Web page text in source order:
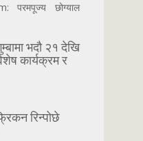
परमपूज्य छोग्याल
भदौ २१ देखि
कार्यक्रम र
रिन्पोछे